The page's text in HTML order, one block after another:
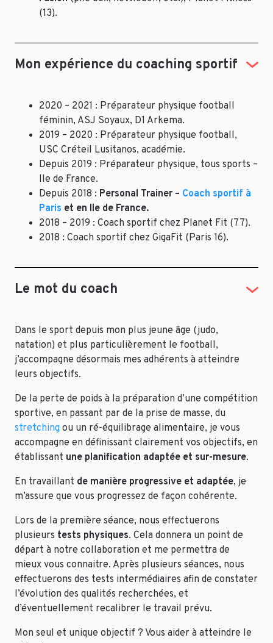
(13).
Mon expérience du coaching sportif
2020 – 2021 : Préparateur physique football
féminin, ASJ Soyaux, D1 Arkema.
2019 – 2020 : Préparateur physique football,
USC Créteil Lusitanos, académie.
Depuis 2019 : Préparateur physique, tous sports –
Ile de France.
Depuis 2018 : Personal Trainer – Coach sportif à
Paris et en Ile de France.
2018 – 2019 : Coach sportif chez Planet Fit (77).
2018 : Coach sportif chez GigaFit (Paris 16).
Le mot du coach
Dans le sport depuis mon plus jeune âge (judo,
natation) et plus particulièrement le football,
j’accompagne désormais mes adhérents à atteindre
leurs objectifs.
De la perte de poids à la préparation d’une compétition
sportive, en passant par de la prise de masse, du
stretching ou un ré-équilibrage alimentaire, je vous
accompagne en définissant clairement vos objectifs, en
établissant une planification adaptée et sur-mesure.
En travaillant de manière progressive et adaptée, je
m’assure que vous progressez de façon cohérente.
Lors de la première séance, nous effectuerons
plusieurs tests physiques. Cela donnera un point de
départ à notre collaboration et me permettra de
mieux vous connaitre. Après plusieurs séances, nous
effectuerons des tests intermédiaires afin de constater
l’évolution des qualités recherchées, et
d’éventuellement recalibrer le travail prévu.
Mon seul et unique objectif ? Vous aider à atteindre le